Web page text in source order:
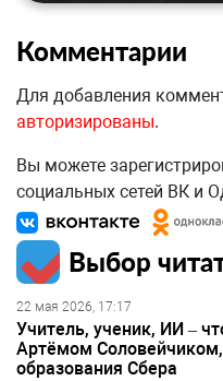
Комментарии
Для добавления
авторизированы.
Вы можете
социальных сетей ВК и
Выбор
22 мая 2026, 17:17
Учитель, ученик, ИИ –
Артёмом
образования Сбера